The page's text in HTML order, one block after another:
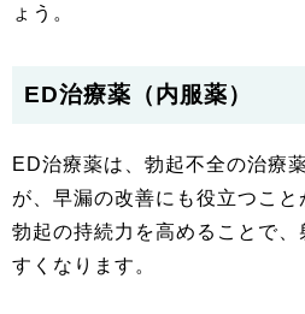
ょう。
ED治療薬（内服薬）
ED治療薬は、勃起不全の治療
が、早漏の改善にも役立つこと
勃起の持続力を高めることで
すくなります。